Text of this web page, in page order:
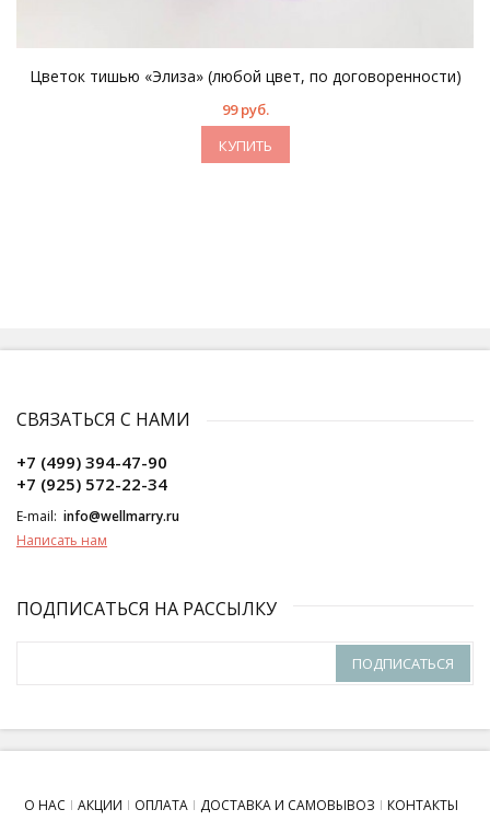
Цветок тишью «Элиза» (любой цвет, по договоренности)
99 руб.
КУПИТЬ
СВЯЗАТЬСЯ С НАМИ
+7 (499) 394-47-90
+7 (925) 572-22-34
E-mail: info@wellmarry.ru
Написать нам
ПОДПИСАТЬСЯ НА РАССЫЛКУ
ПОДПИСАТЬСЯ
О НАС АКЦИИ ОПЛАТА ДОСТАВКА И САМОВЫВОЗ КОНТАКТЫ